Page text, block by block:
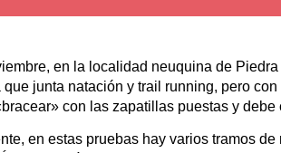
en la localidad neuquina de
que junta natación y trail running, pero
con las zapatillas puestas y
en estas pruebas hay varios tramos